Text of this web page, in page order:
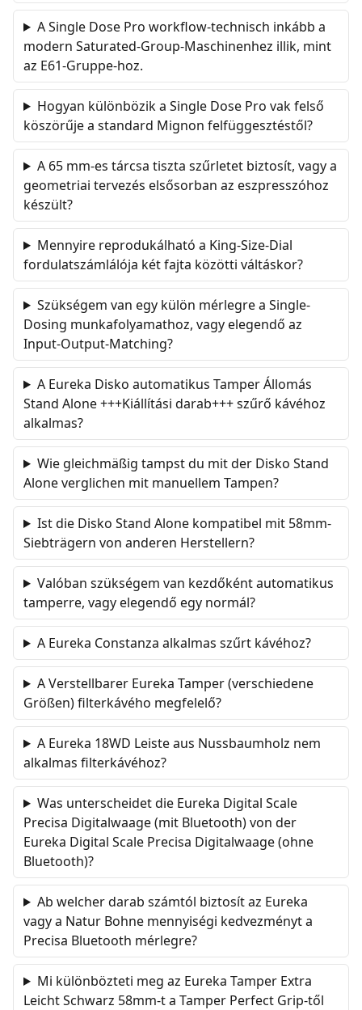
A Single Dose Pro workflow-technisch inkább a
modern Saturated-Group-Maschinenhez illik, mint
az E61-Gruppe-hoz.
Hogyan különbözik a Single Dose Pro vak felső
köszörűje a standard Mignon felfüggesztéstől?
A 65 mm-es tárcsa tiszta szűrletet biztosít, vagy a
geometriai tervezés elsősorban az eszpresszóhoz
készült?
Mennyire reprodukálható a King-Size-Dial
fordulatszámlálója két fajta közötti váltáskor?
Szükségem van egy külön mérlegre a Single-
Dosing munkafolyamathoz, vagy elegendő az
Input-Output-Matching?
A Eureka Disko automatikus Tamper Állomás
Stand Alone +++Kiállítási darab+++ szűrő kávéhoz
alkalmas?
Wie gleichmäßig tampst du mit der Disko Stand
Alone verglichen mit manuellem Tampen?
Ist die Disko Stand Alone kompatibel mit 58mm-
Siebträgern von anderen Herstellern?
Valóban szükségem van kezdőként automatikus
tamperre, vagy elegendő egy normál?
A Eureka Constanza alkalmas szűrt kávéhoz?
A Verstellbarer Eureka Tamper (verschiedene
Größen) filterkávého megfelelő?
A Eureka 18WD Leiste aus Nussbaumholz nem
alkalmas filterkávéhoz?
Was unterscheidet die Eureka Digital Scale
Precisa Digitalwaage (mit Bluetooth) von der
Eureka Digital Scale Precisa Digitalwaage (ohne
Bluetooth)?
Ab welcher darab számtól biztosít az Eureka
vagy a Natur Bohne mennyiségi kedvezményt a
Precisa Bluetooth mérlegre?
Mi különbözteti meg az Eureka Tamper Extra
Leicht Schwarz 58mm-t a Tamper Perfect Grip-től